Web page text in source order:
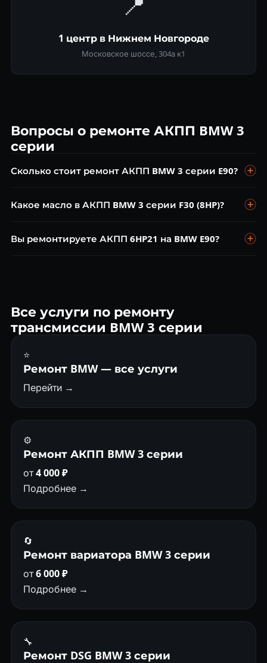
1 центр в Нижнем Новгороде
Московское шоссе, 304а к1
Вопросы о ремонте АКПП BMW 3
серии
Сколько стоит ремонт АКПП BMW 3 серии E90?
ремонт клапанной плиты (6HP21) от 15 000 ₽, капитальный
Какое масло в АКПП BMW 3 серии F30 (8HP)?
— несмотря на заявленный ресурс «на весь срок службы».
Вы ремонтируете АКПП 6HP21 на BMW E90?
Все услуги по ремонту
трансмиссии BMW 3 серии
⭐
Ремонт BMW — все услуги
Перейти →
⚙️
Ремонт АКПП BMW 3 серии
от4 000 ₽
Подробнее →
🔄
Ремонт вариатора BMW 3 серии
от6 000 ₽
Подробнее →
🔧
Ремонт DSG BMW 3 серии